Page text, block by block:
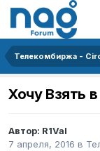
Телекомбиржа -
Хочу Взять
Автор: R1Val
7 апреля, 2016 в